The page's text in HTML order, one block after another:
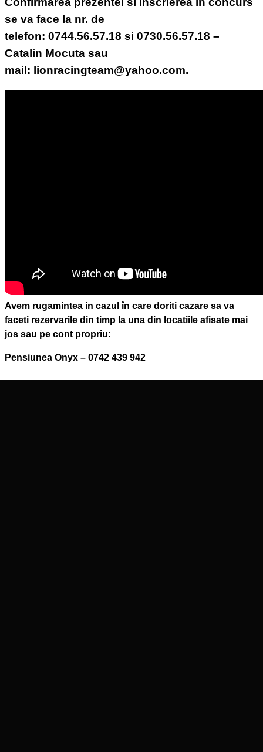
se va face la nr. de
telefon: 0744.56.57.18 si 0730.56.57.18 –
Catalin Mocuta sau
mail: lionracingteam@yahoo.com.
Avem rugamintea in cazul în care doriti cazare sa va
faceti rezervarile din timp la una din locatiile afisate mai
jos sau pe cont propriu:
Pensiunea Onyx – 0742 439 942